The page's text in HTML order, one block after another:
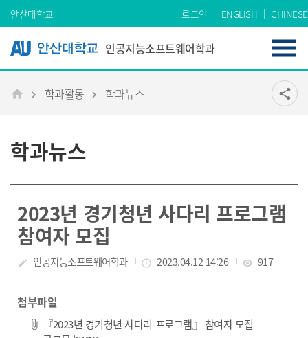
Skip Menu
안산대학교 로그인 ENGLISH CHINESE
인공지능소프트웨어학과
메인 학과활동 학과뉴스 공유
share
학과뉴스
2023년 경기청년 사다리 프로그램
참여자 모집
작성자
create 인공지능소프트웨어학과 작성일
access_time 2023.04.12 14:26 조회수
visibility 917
첨부파일
『2023년 경기청년 사다리 프로그램』 참여자 모집